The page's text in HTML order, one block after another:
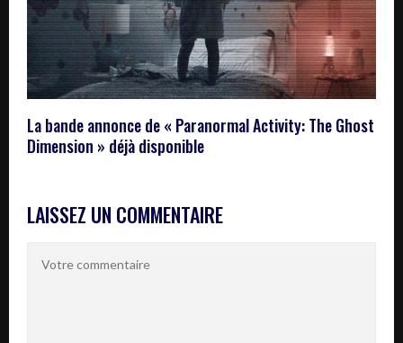
La bande annonce de « Paranormal Activity: The Ghost
Dimension » déjà disponible
LAISSEZ UN COMMENTAIRE